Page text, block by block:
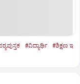
#ವಿದ್ಯಾರ್ಥಿ
#ಶಿಕ್ಷಣ ಇ